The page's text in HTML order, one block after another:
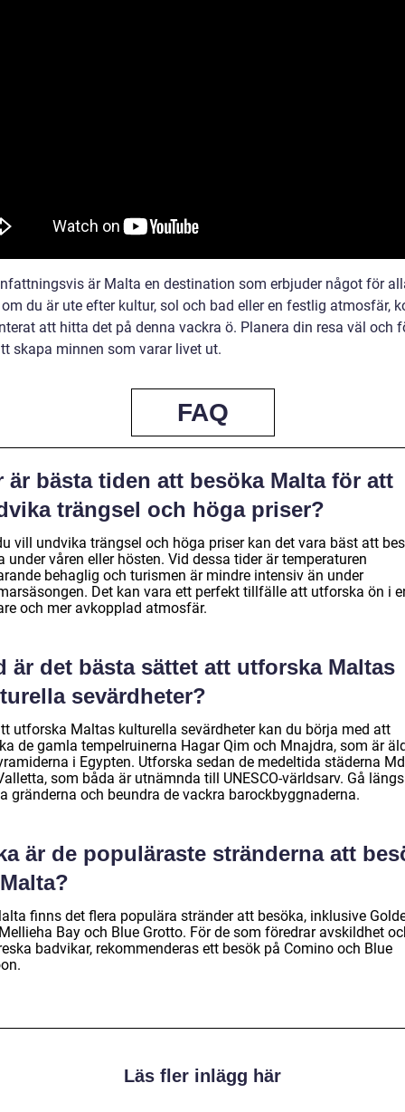
är Malta en destination som erbjuder något för
du är ute efter kultur, sol och bad eller en festlig atmosfär,
att hitta det på denna vackra ö. Planera din resa väl och
skapa minnen som varar livet ut.
FAQ
är bästa tiden att besöka Malta för att
trängsel och höga priser?
vill undvika trängsel och höga priser kan det vara bäst att
under våren eller hösten. Vid dessa tider är temperaturen
behaglig och turismen är mindre intensiv än under
Det kan vara ett perfekt tillfälle att utforska ön i
och mer avkopplad atmosfär.
är det bästa sättet att utforska Maltas
sevärdheter?
utforska Maltas kulturella sevärdheter kan du börja med att
de gamla tempelruinerna Hagar Qim och Mnajdra, som är
i Egypten. Utforska sedan de medeltida städerna
som båda är utnämnda till UNESCO-världsarv. Gå
gränderna och beundra de vackra barockbyggnaderna.
är de populäraste stränderna att
finns det flera populära stränder att besöka, inklusive
Bay och Blue Grotto. För de som föredrar avskildhet
badvikar, rekommenderas ett besök på Comino och Blue
Läs fler inlägg här